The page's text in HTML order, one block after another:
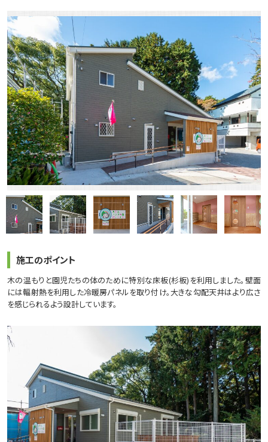
施工のポイント
木の温もりと園児たちの体のために特別な床板(杉板)を利用しました。壁面
には輻射熱を利用した冷暖房パネルを取り付け。大きな勾配天井はより広さ
を感じられるよう設計しています。